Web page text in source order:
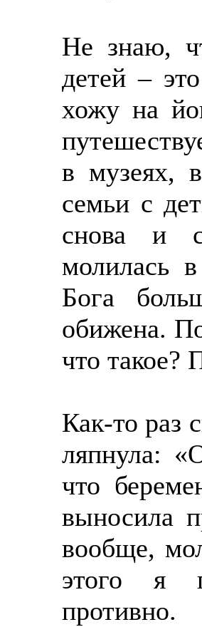
Не знаю,
детей –
хожу на
в музеях,
семьи с
снова и
молилась
Бога
обижена.
что
Как-то раз
ляпнула:
что
выносила
вообще,
этого я
противно.